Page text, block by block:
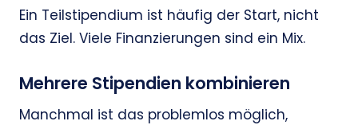
Ein Teilstipendium ist häufig der Start, nicht
das Ziel. Viele Finanzierungen sind ein Mix.
Mehrere Stipendien kombinieren
Manchmal ist das problemlos möglich,